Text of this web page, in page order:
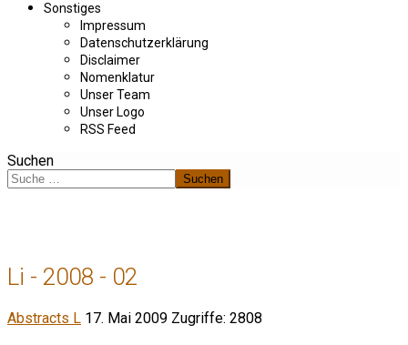
Sonstiges
Impressum
Datenschutzerklärung
Disclaimer
Nomenklatur
Unser Team
Unser Logo
RSS Feed
Suchen
Suchen
Li - 2008 - 02
Abstracts L 17. Mai 2009 Zugriffe: 2808